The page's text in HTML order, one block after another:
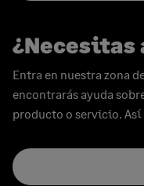
¿Necesitas
Entra en nuestra zona
encontrarás ayuda
producto o servicio. Así